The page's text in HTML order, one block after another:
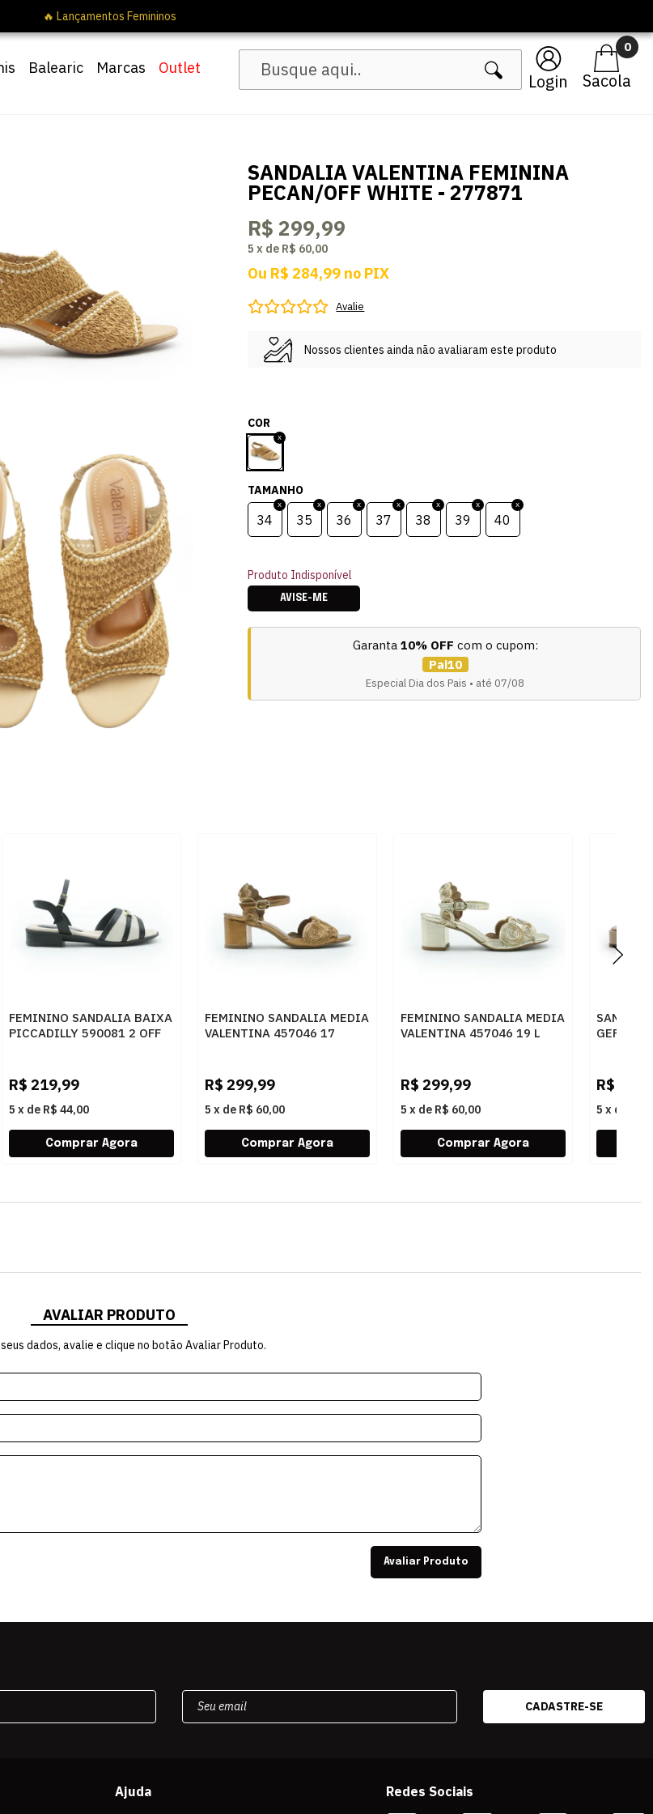
Login
0
Balearic Marcas Outlet
🔥 Lançamentos Femininos
SANDALIA VALENTINA FEMININA
PECAN/OFF WHITE - 277871
R$ 299,99
5 x de R$ 60,00
Ou R$ 284,99 no PIX
Avalie
Nossos clientes ainda não avaliaram este produto
COR
TAMANHO
34 35 36 37 38 39 40
Produto Indisponível
AVISE-ME
Garanta 10% OFF com o cupom:
Pai10
Especial Dia dos Pais • até 07/08
FEMININO SANDALIA BAIXA
PICCADILLY 590081 2 OFF
R$ 219,99
5 x de R$ 44,00
FEMININO SANDALIA MEDIA
VALENTINA 457046 17
R$ 299,99
5 x de R$ 60,00
FEMININO SANDALIA MEDIA
VALENTINA 457046 19 L
R$ 299,99
5 x de R$ 60,00
R$
5 x de
AVALIAR PRODUTO
dados, avalie e clique no botão Avaliar Produto.
Avaliar Produto
Ajuda
Redes Sociais